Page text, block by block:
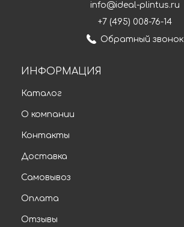
info@ideal-plintus.ru
+7 (495) 008-76-14
Обратный звонок
ИНФОРМАЦИЯ
Каталог
О компании
Контакты
Доставка
Самовывоз
Оплата
Отзывы